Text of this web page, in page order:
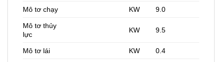
Mô tơ chạy KW 9.0
Mô tơ thủy
lực
KW 9.5
Mô tơ lái KW 0.4